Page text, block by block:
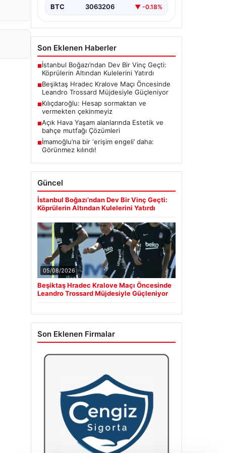
BTC 3063206 ▼ -0.18%
Son Eklenen Haberler
■İstanbul Boğazı’ndan Dev Bir Vinç Geçti:
Köprülerin Altından Kulelerini Yatırdı
■Beşiktaş Hradec Kralove Maçı Öncesinde
Leandro Trossard Müjdesiyle Güçleniyor
■Kılıçdaroğlu: Hesap sormaktan ve
vermekten çekinmeyiz
■Açık Hava Yaşam alanlarında Estetik ve
bahçe mutfağı Çözümleri
■İmamoğlu’na bir ‘erişim engeli’ daha:
Görünmez kılındı!
Güncel
İstanbul Boğazı’ndan Dev Bir Vinç Geçti:
Köprülerin Altından Kulelerini Yatırdı
05/08/2026
Beşiktaş Hradec Kralove Maçı Öncesinde
Leandro Trossard Müjdesiyle Güçleniyor
Son Eklenen Firmalar